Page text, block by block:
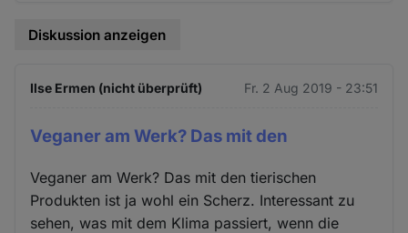
Diskussion anzeigen
Ilse Ermen (nicht überprüft) Fr. 2 Aug 2019 - 23:51
Veganer am Werk? Das mit den
Veganer am Werk? Das mit den tierischen
Produkten ist ja wohl ein Scherz. Interessant zu
sehen, was mit dem Klima passiert, wenn die